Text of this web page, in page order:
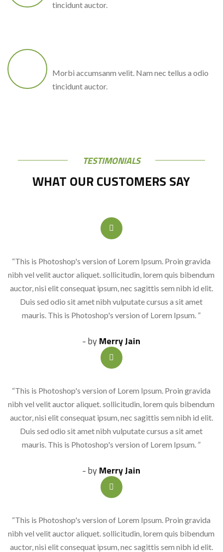
tincidunt auctor.
Morbi accumsanm velit. Nam nec tellus a odio
tincidunt auctor.
TESTIMONIALS
WHAT OUR CUSTOMERS SAY
“This is Photoshop's version of Lorem Ipsum. Proin gravida
nibh vel velit auctor aliquet. sollicitudin, lorem quis bibendum
auctor, nisi elit consequat ipsum, nec sagittis sem nibh id elit.
Duis sed odio sit amet nibh vulputate cursus a sit amet
mauris. This is Photoshop's version of Lorem Ipsum. ”
- by Merry Jain
“This is Photoshop's version of Lorem Ipsum. Proin gravida
nibh vel velit auctor aliquet. sollicitudin, lorem quis bibendum
auctor, nisi elit consequat ipsum, nec sagittis sem nibh id elit.
Duis sed odio sit amet nibh vulputate cursus a sit amet
mauris. This is Photoshop's version of Lorem Ipsum. ”
- by Merry Jain
“This is Photoshop's version of Lorem Ipsum. Proin gravida
nibh vel velit auctor aliquet. sollicitudin, lorem quis bibendum
auctor, nisi elit consequat ipsum, nec sagittis sem nibh id elit.